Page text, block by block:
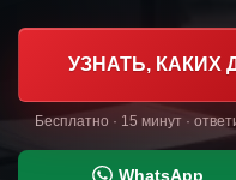
УЗНАТЬ, КАКИХ
Бесплатно · 15 минут ·
WhatsApp